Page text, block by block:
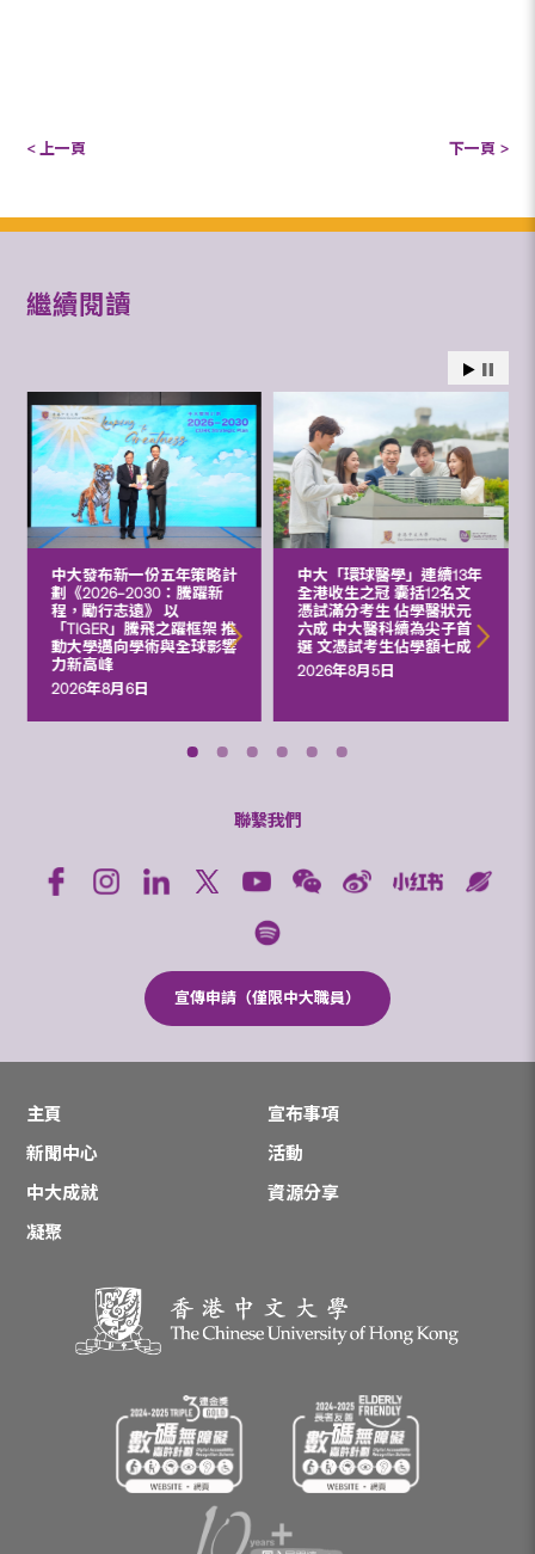
< 上一頁 下一頁 >
繼續閱讀
中大發布新一份五年策略計
劃《2026‒2030：騰躍新
程，勵行志遠》 以
「TIGER」騰飛之躍框架 推
動大學邁向學術與全球影響
力新高峰
2026年8月6日
中大「環球醫學」連續13年
全港收生之冠 囊括12名文
憑試滿分考生 佔學醫狀元
六成 中大醫科續為尖子首
選 文憑試考生佔學額七成
2026年8月5日
聯繫我們
宣傳申請（僅限中大職員）
主頁
宣布事項
新聞中心
活動
中大成就
資源分享
凝聚